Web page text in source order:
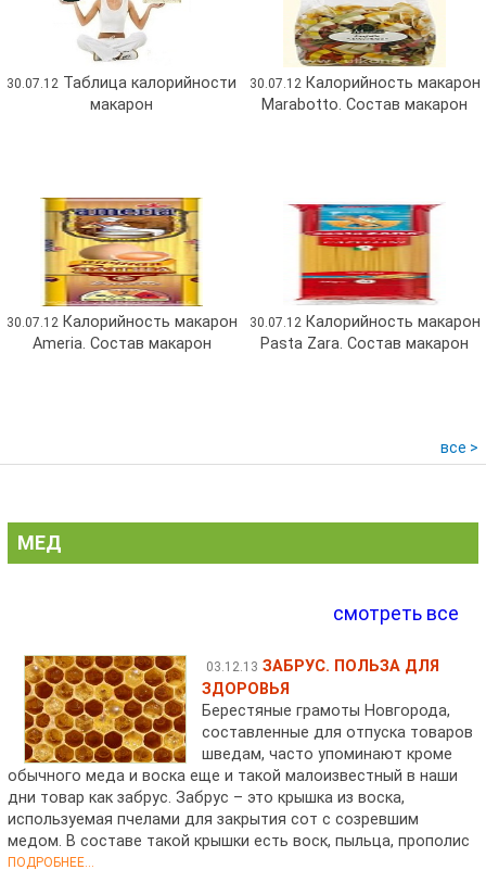
30.07.12 Таблица калорийности
макарон
30.07.12Калорийность макарон
Marabotto. Состав макарон
30.07.12Калорийность макарон
Аmeria. Состав макарон
30.07.12Калорийность макарон
Pasta Zara. Состав макарон
все >
МЕД
смотреть все
03.12.13 ЗАБРУС. ПОЛЬЗА ДЛЯ
ЗДОРОВЬЯ
Берестяные грамоты Новгорода,
составленные для отпуска товаров
шведам, часто упоминают кроме
обычного меда и воска еще и такой малоизвестный в наши
дни товар как забрус. Забрус – это крышка из воска,
используемая пчелами для закрытия сот с созревшим
медом. В составе такой крышки есть воск, пыльца, прополис
ПОДРОБНЕЕ...